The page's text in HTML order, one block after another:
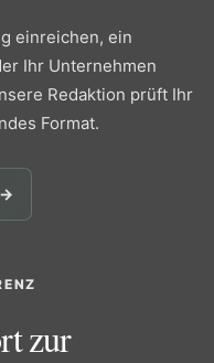
einreichen, ein
Ihr Unternehmen
Redaktion prüft Ihr
Format.
→
zur